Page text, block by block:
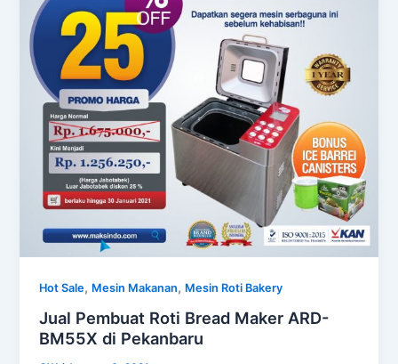
Hot Sale, Mesin Makanan, Mesin Roti Bakery
Jual Pembuat Roti Bread Maker ARD-
BM55X di Pekanbaru